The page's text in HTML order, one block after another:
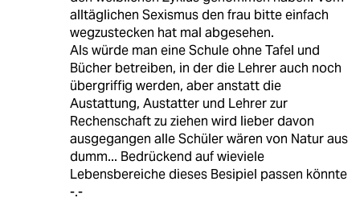
alltäglichen Sexismus den frau bitte einfach
wegzustecken hat mal abgesehen.
Als würde man eine Schule ohne Tafel und
Bücher betreiben, in der die Lehrer auch noch
übergriffig werden, aber anstatt die
Austattung, Austatter und Lehrer zur
Rechenschaft zu ziehen wird lieber davon
ausgegangen alle Schüler wären von Natur aus
dumm... Bedrückend auf wieviele
Lebensbereiche dieses Besipiel passen könnte
-.-